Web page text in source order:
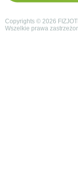
Copyrights © 2026
Wszelkie prawa